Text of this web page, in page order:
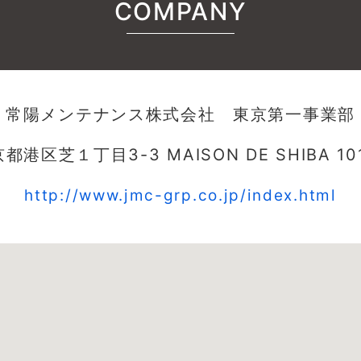
COMPANY
常陽メンテナンス株式会社 東京第一事業部
都港区芝１丁目3-3 MAISON DE SHIBA
http://www.jmc-grp.co.jp/index.html